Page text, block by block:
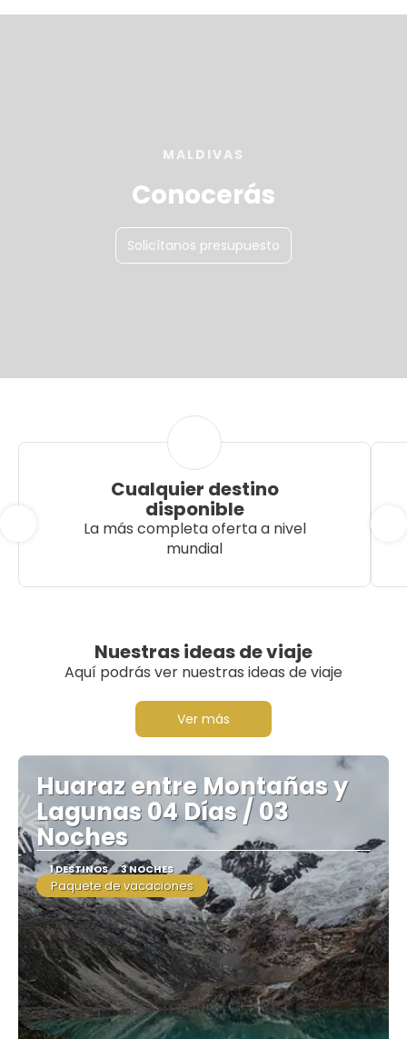
MALDIVAS
Conocerás
Solicítanos presupuesto
Cualquier destino
disponible
La más completa oferta a nivel
mundial
Nuestras ideas de viaje
Aquí podrás ver nuestras ideas de viaje
Ver más
Huaraz entre Montañas y
Lagunas 04 Días / 03
Noches
1 DESTINOS 3 NOCHES
Paquete de vacaciones